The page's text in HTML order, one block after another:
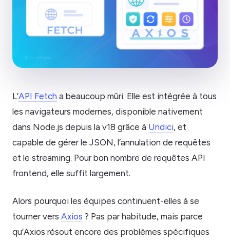
L’API Fetch a beaucoup mûri. Elle est intégrée à tous
les navigateurs modernes, disponible nativement
dans Node.js depuis la v18 grâce à Undici, et
capable de gérer le JSON, l’annulation de requêtes
et le streaming. Pour bon nombre de requêtes API
frontend, elle suffit largement.
Alors pourquoi les équipes continuent-elles à se
tourner vers Axios ? Pas par habitude, mais parce
qu’Axios résout encore des problèmes spécifiques